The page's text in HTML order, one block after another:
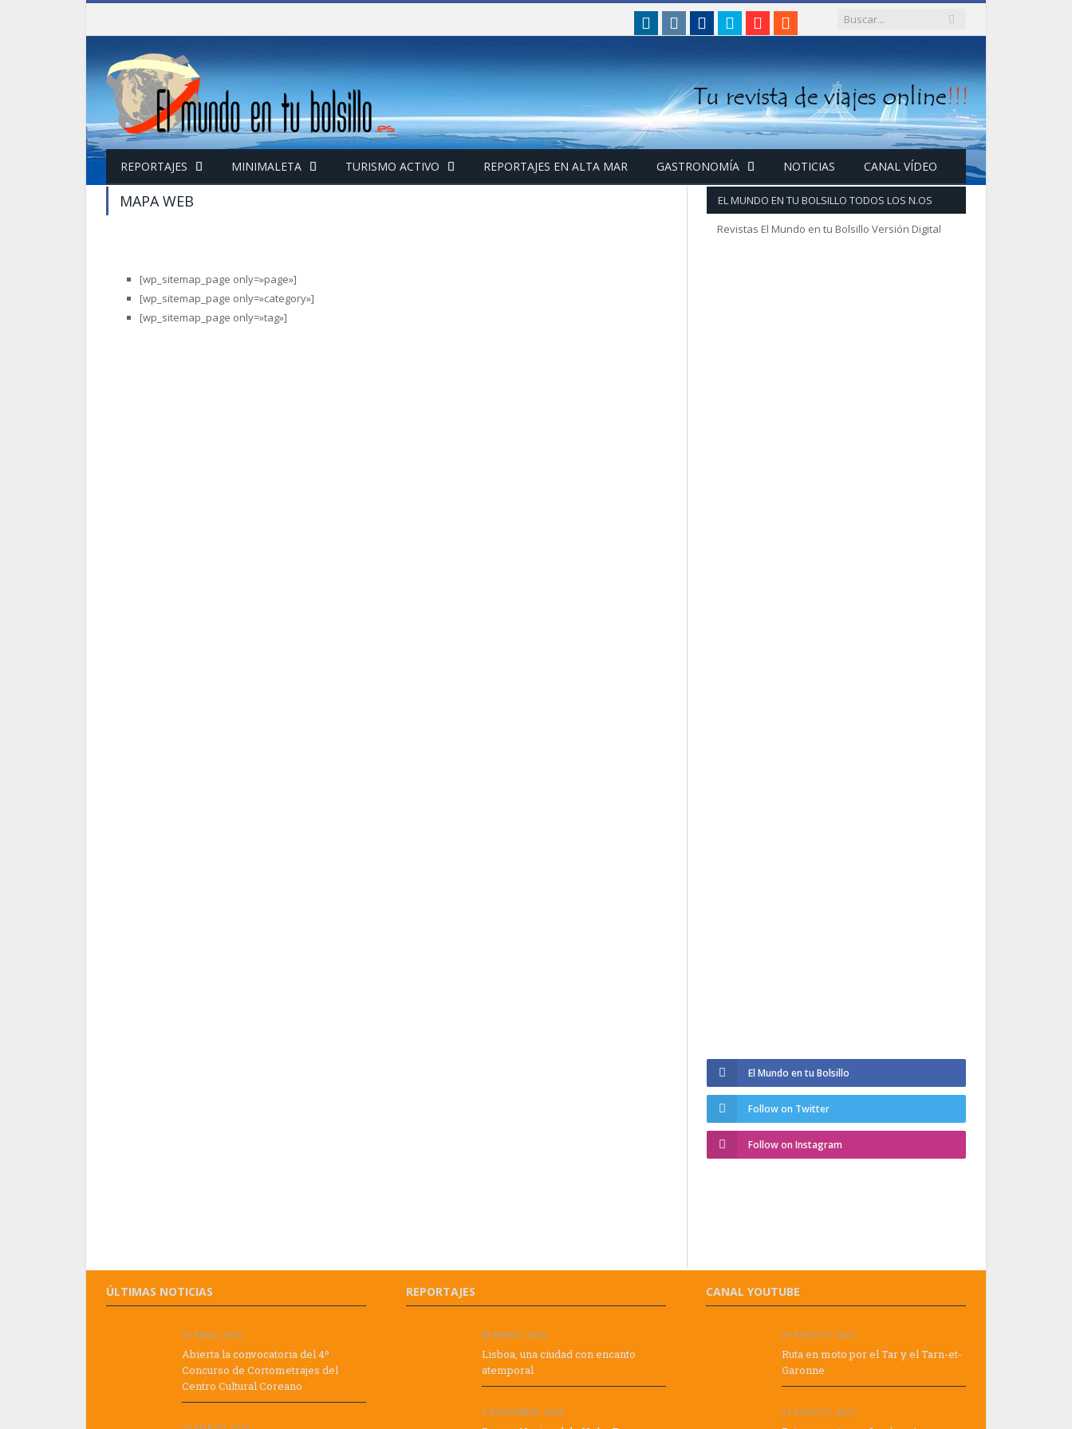
linkedininstagramFacebook
TwitterGoogle+
REPORTAJES MINIMALETA TURISMO ACTIVO REPORTAJES EN ALTA MAR GASTRONOMÍA NOTICIAS CANAL VÍDEO
MAPA WEB
[wp_sitemap_page only=»page»]
[wp_sitemap_page only=»category»]
[wp_sitemap_page only=»tag»]
EL MUNDO EN TU BOLSILLO TODOS LOS N.OS
Revistas El Mundo en tu Bolsillo Versión Digital
El Mundo en tu Bolsillo
Follow on Twitter
Follow on Instagram
ÚLTIMAS NOTICIAS
23 ABRIL, 2026
Abierta la convocatoria del 4º
Concurso de Cortometrajes del
Centro Cultural Coreano
REPORTAJES
28 ENERO, 2026
Lisboa, una ciudad con encanto
atemporal
3 NOVIEMBRE, 2024
CANAL YOUTUBE
29 AGOSTO, 2023
Ruta en moto por el Tar y el Tarn-et-
Garonne
21 AGOSTO, 2023